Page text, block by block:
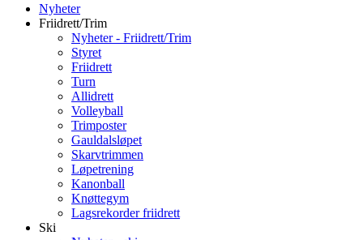
Nyheter
Friidrett/Trim
Nyheter - Friidrett/Trim
Styret
Friidrett
Turn
Allidrett
Volleyball
Trimposter
Gauldalsløpet
Skarvtrimmen
Løpetrening
Kanonball
Knøttegym
Lagsrekorder friidrett
Ski